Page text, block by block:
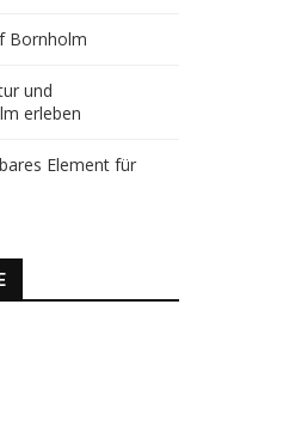
Bornholm
und
erleben
Element für